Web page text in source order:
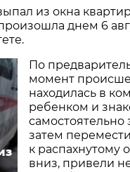
из окна
днем 6
По
момент
находилась в
ребенком и
самостоятельно
затем
к распахнутому
вниз, привели